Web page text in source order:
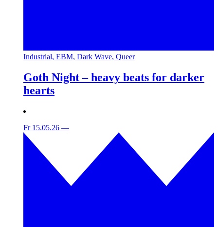
Industrial, EBM, Dark Wave, Queer
Goth Night – heavy beats for darker
hearts
Fr 15.05.26 —